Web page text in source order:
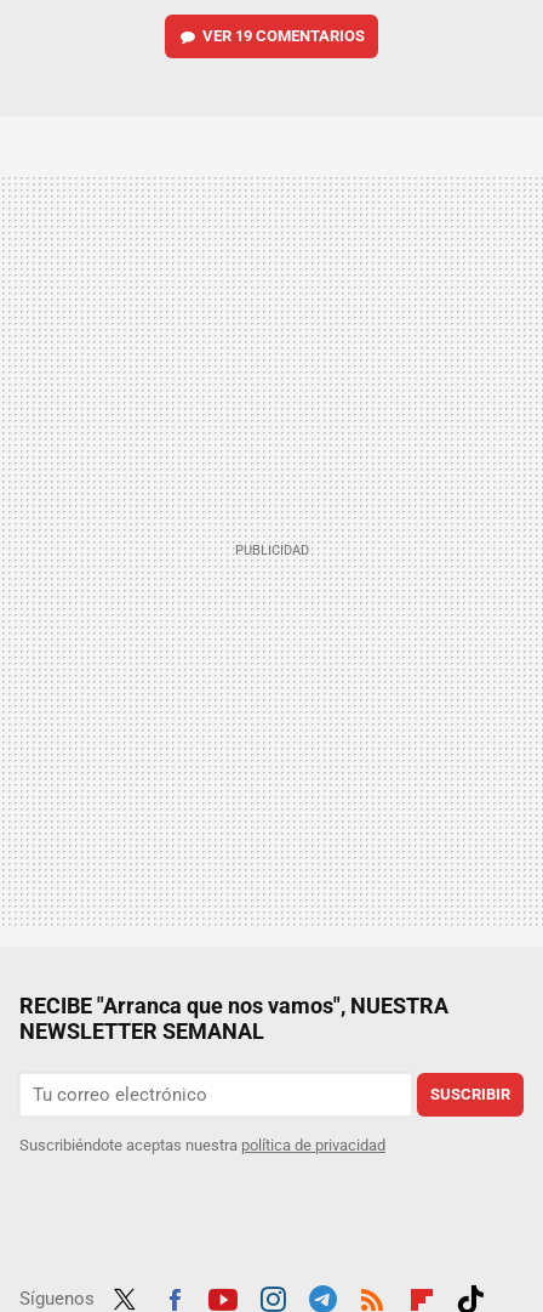
VER 19 COMENTARIOS
RECIBE "Arranca que nos vamos", NUESTRA
NEWSLETTER SEMANAL
SUSCRIBIR
Suscribiéndote aceptas nuestra política de privacidad
Síguenos